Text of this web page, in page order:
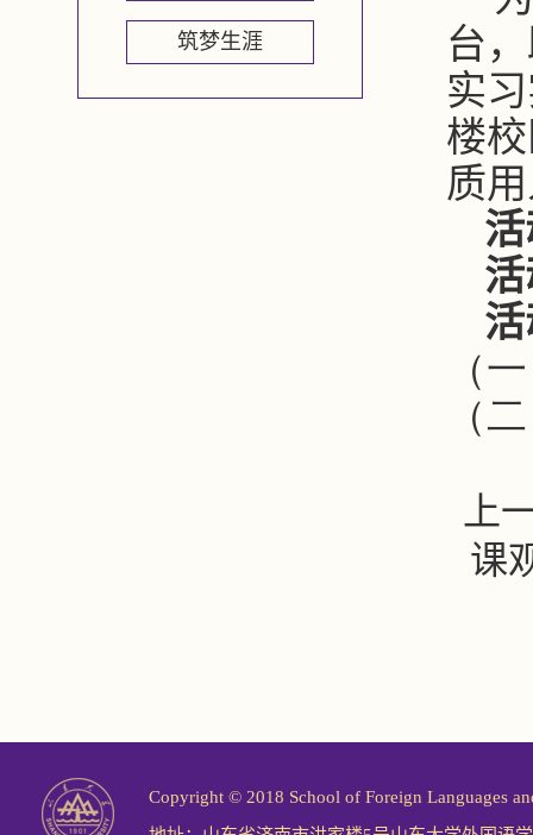
筑梦生涯
台
实
楼
质
（
（
上
课
Copyright © 2018 School of Foreign Languages